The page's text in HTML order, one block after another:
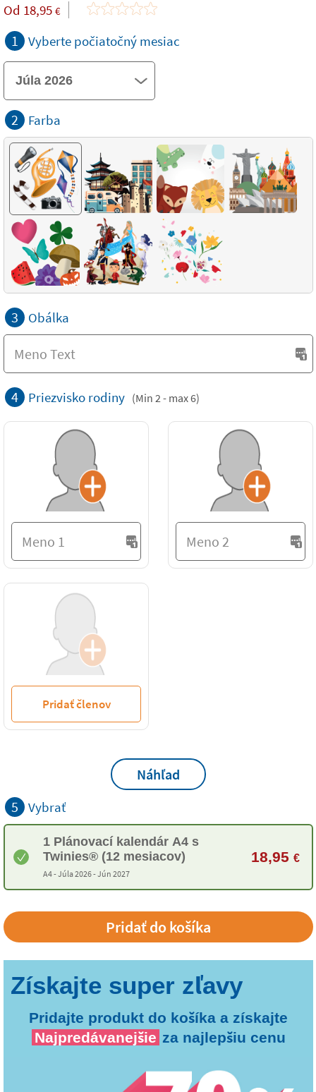
Od 18,95 €
1 Vyberte počiatočný mesiac
2 Farba
3 Obálka
4 Priezvisko rodiny (Min 2 - max 6)
Pridať členov
Náhľad
5
Vybrať
1 Plánovací kalendár A4 s
Twinies® (12 mesiacov)
A4 -Júla 2026 - Jún 2027
18,95€
Pridajte produkt do košíka a získajte
Najpredávanejšie za najlepšiu cenu